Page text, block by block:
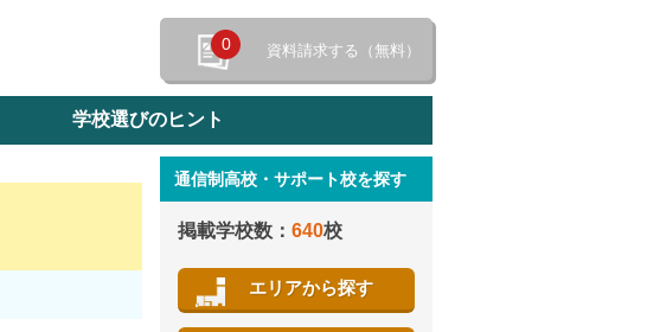
0 資料請求する（無料）
検索
学校選びのヒント
通信制高校・サポート校を探す
掲載学校数： 640校
エリアから探す